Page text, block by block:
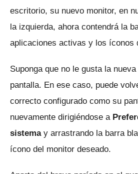
escritorio, su nuevo monitor, en
la izquierda, ahora contendrá la
aplicaciones activas y los íconos
Suponga que no le gusta la
pantalla. En ese caso, puede
correcto configurado como su
nuevamente dirigiéndose a
sistemay arrastrando la barra
ícono del monitor deseado.